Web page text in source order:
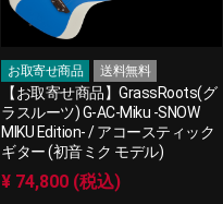
お取寄せ商品 送料無料
【お取寄せ商品】GrassRoots(グ
ラスルーツ) G-AC-Miku -SNOW
MIKU Edition- / アコースティック
ギター (初音ミク モデル)
¥ 74,800 (税込)